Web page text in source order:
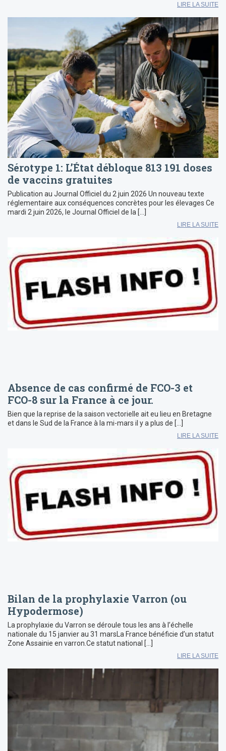
LIRE LA SUITE
Sérotype 1: L’État débloque 813 191 doses
de vaccins gratuites
Publication au Journal Officiel du 2 juin 2026 Un nouveau texte
réglementaire aux conséquences concrètes pour les élevages Ce
mardi 2 juin 2026, le Journal Officiel de la […]
LIRE LA SUITE
Absence de cas confirmé de FCO-3 et
FCO-8 sur la France à ce jour.
Bien que la reprise de la saison vectorielle ait eu lieu en Bretagne
et dans le Sud de la France à la mi-mars il y a plus de […]
LIRE LA SUITE
Bilan de la prophylaxie Varron (ou
Hypodermose)
La prophylaxie du Varron se déroule tous les ans à l’échelle
nationale du 15 janvier au 31 marsLa France bénéficie d’un statut
Zone Assainie en varron.Ce statut national […]
LIRE LA SUITE